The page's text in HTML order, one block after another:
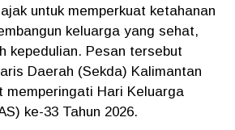
untuk memperkuat ketahanan
keluarga yang sehat,
kepedulian. Pesan tersebut
Daerah (Sekda) Kalimantan
memperingati Hari Keluarga
ke-33 Tahun 2026.